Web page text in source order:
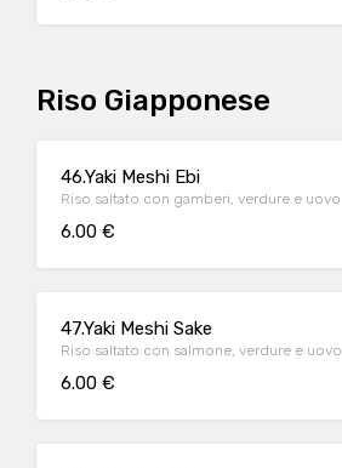
Riso Giapponese
46.Yaki Meshi Ebi
Riso saltato con gamberi, verdure e uovo
6.00 €
47.Yaki Meshi Sake
Riso saltato con salmone, verdure e uovo
6.00 €